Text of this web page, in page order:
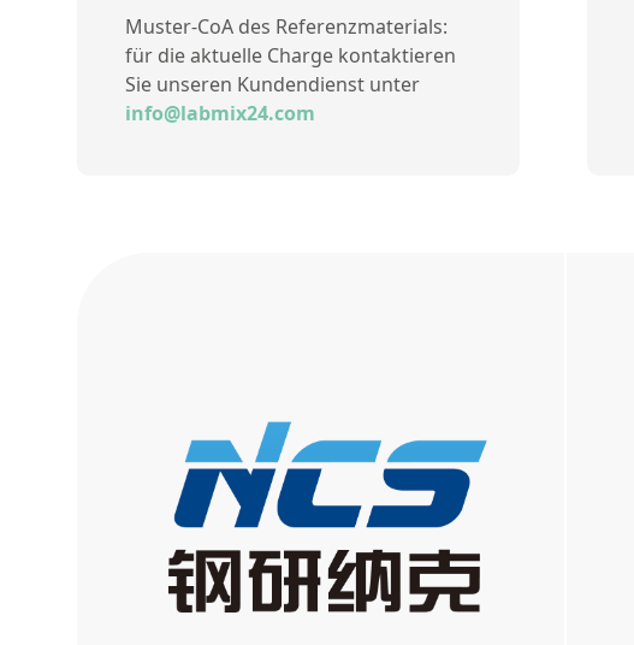
Muster-CoA des Referenzmaterials:
für die aktuelle Charge kontaktieren
Sie unseren Kundendienst unter
info@labmix24.com